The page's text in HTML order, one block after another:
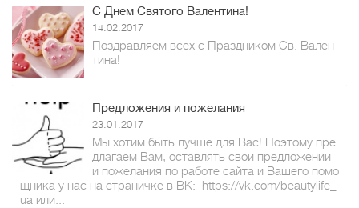
С Днем Святого Валентина!
14.02.2017
Поздравляем всех с Праздником Св. Вален
тина!
Предложения и пожелания
23.01.2017
Мы хотим быть лучше для Вас! Поэтому пре
длагаем Вам, оставлять свои предложении
и пожелания по работе сайта и Вашего помо
щника у нас на страничке в ВК: https://vk.com/beautylife_
ua или...